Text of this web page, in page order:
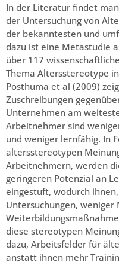
In der Literatur findet
der Untersuchung von
der bekanntesten und
dazu ist eine Metastudie
über 117
Thema Altersstereotype
Posthuma et al (2009)
Zuschreibungen
Unternehmen am
Arbeitnehmer sind
und weniger lernfähig. In
altersstereotypen
Arbeitnehmern, werden
geringeren Potenzial an
eingestuft, wodurch
Untersuchungen, weniger
diese stereotypen
dazu, Arbeitsfelder für
anstatt ihnen mehr